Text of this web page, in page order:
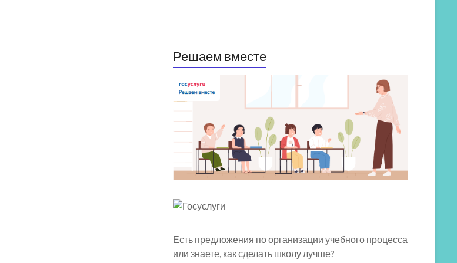
Решаем вместе
Есть предложения по организации учебного процесса
или знаете, как сделать школу лучше?